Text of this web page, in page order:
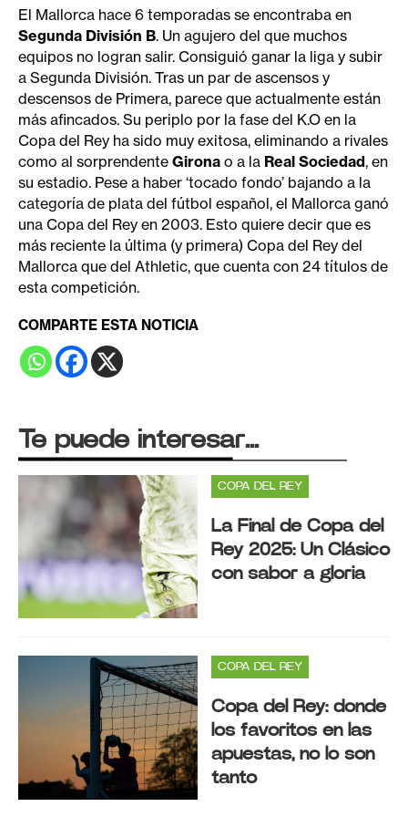
El Mallorca hace 6 temporadas se encontraba en
Segunda División B. Un agujero del que muchos
equipos no logran salir. Consiguió ganar la liga y subir
a Segunda División. Tras un par de ascensos y
descensos de Primera, parece que actualmente están
más afincados. Su periplo por la fase del K.O en la
Copa del Rey ha sido muy exitosa, eliminando a rivales
como al sorprendente Girona o a la Real Sociedad, en
su estadio. Pese a haber ‘tocado fondo’ bajando a la
categoría de plata del fútbol español, el Mallorca ganó
una Copa del Rey en 2003. Esto quiere decir que es
más reciente la última (y primera) Copa del Rey del
Mallorca que del Athletic, que cuenta con 24 títulos de
esta competición.
COMPARTE ESTA NOTICIA
Te puede interesar...
COPA DEL REY
La Final de Copa del
Rey 2025: Un Clásico
con sabor a gloria
COPA DEL REY
Copa del Rey: donde
los favoritos en las
apuestas, no lo son
tanto